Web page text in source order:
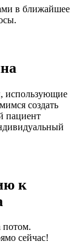
в ближайшее
использующие
создать
пациент
к
потом.
сейчас!